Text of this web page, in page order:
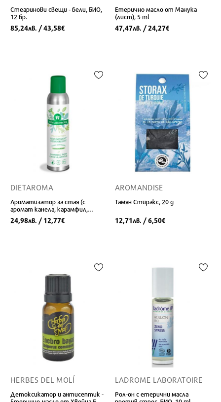
Стеаринови свещи - бели, БИО,
12 бр.
85,24лв. / 43,58€
Етерично масло от Манука
(лист), 5 ml
47,47лв. / 24,27€
DIETAROMA
Ароматизатор за стая (с
аромат канела, карамфил,
мащерка, мента), 250 ml
24,98лв. / 12,77€
AROMANDISE
Тамян Стиракс, 20 g
12,71лв. / 6,50€
HERBES DEL MOLÍ
Детоксикатор и антисептик -
LADROME LABORATOIRE
Рол-он с етерични масла